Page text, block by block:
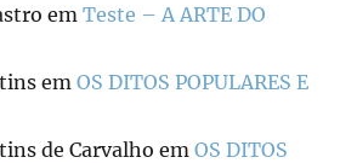
emTeste – A ARTE DO
emOS DITOS POPULARES E
de Carvalho emOS DITOS